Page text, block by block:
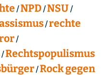
NPD NSU
rechte
Rechtspopulismus
Rock gegen